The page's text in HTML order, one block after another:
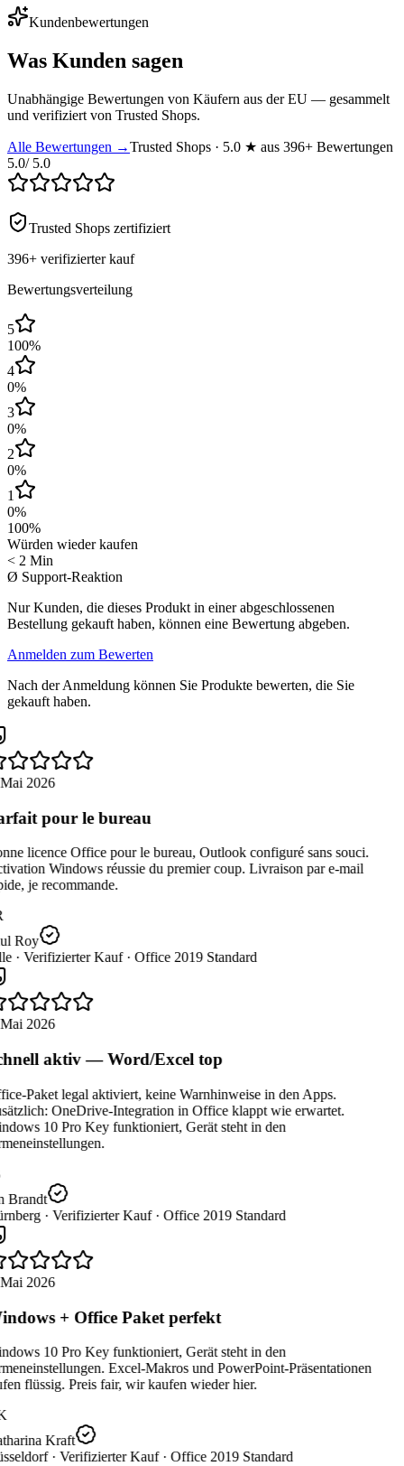
Kundenbewertungen
Was Kunden sagen
Unabhängige Bewertungen von Käufern aus der EU — gesammelt
und verifiziert von Trusted Shops.
Alle Bewertungen →Trusted Shops · 5.0 ★ aus 396+ Bewertungen
5.0/ 5.0
Trusted Shops zertifiziert
396+ verifizierter kauf
Bewertungsverteilung
5
100%
4
0%
3
0%
2
0%
1
0%
100%
Würden wieder kaufen
< 2 Min
Ø Support-Reaktion
Nur Kunden, die dieses Produkt in einer abgeschlossenen
Bestellung gekauft haben, können eine Bewertung abgeben.
Anmelden zum Bewerten
Nach der Anmeldung können Sie Produkte bewerten, die Sie
gekauft haben.
2026
pour le bureau
licence Office pour le bureau, Outlook configuré sans souci.
Windows réussie du premier coup. Livraison par e-mail
je recommande.
Roy
· Verifizierter Kauf · Office 2019 Standard
2026
aktiv — Word/Excel top
Paket legal aktiviert, keine Warnhinweise in den Apps.
OneDrive-Integration in Office klappt wie erwartet.
10 Pro Key funktioniert, Gerät steht in den
Brandt
· Verifizierter Kauf · Office 2019 Standard
2026
+ Office Paket perfekt
10 Pro Key funktioniert, Gerät steht in den
Excel-Makros und PowerPoint-Präsentationen
flüssig. Preis fair, wir kaufen wieder hier.
Kraft
· Verifizierter Kauf · Office 2019 Standard